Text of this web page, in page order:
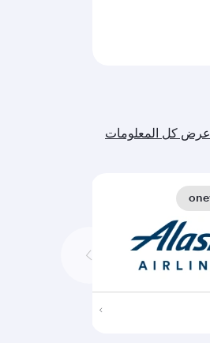
عرض كل المعلومات